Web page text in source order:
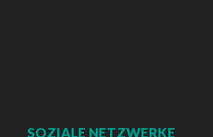
SOZIALE NETZWERKE